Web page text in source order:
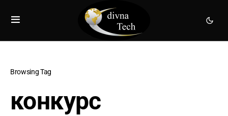
Browsing Tag
конкурс